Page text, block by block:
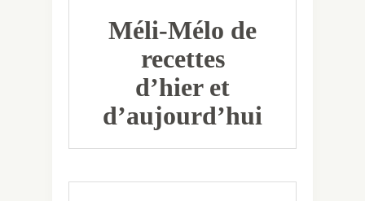
Méli-Mélo de
recettes
d’hier et
d’aujourd’hui